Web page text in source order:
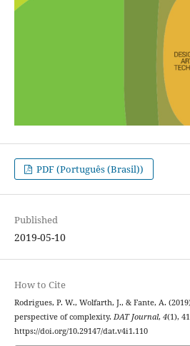
PDF (Português (Brasil))
Published
2019-05-10
How to Cite
Rodrigues, P. W., Wolfarth, J., & Fante, A.
perspective of complexity. DAT Journal, 4(1),
https://doi.org/10.29147/dat.v4i1.110